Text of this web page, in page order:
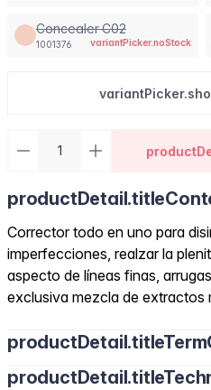
Concealer C02
1001376 variantPicker.noStock
Corrector todo en uno para
imperfecciones, realzar la
aspecto de líneas finas,
exclusiva mezcla de extractos